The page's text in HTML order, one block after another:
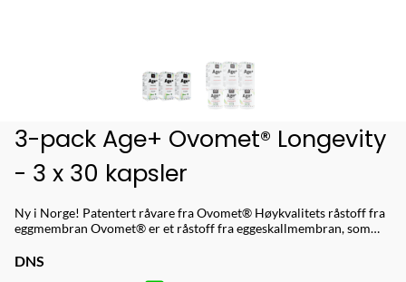
3-pack Age+ Ovomet® Longevity
- 3 x 30 kapsler
Ny i Norge! Patentert råvare fra Ovomet® Høykvalitets råstoff fra
eggmembran Ovomet® er et råstoff fra eggeskallmembran, som
gjennomgår en skånsom prosess der den renses, separeres, tørkes
DNS